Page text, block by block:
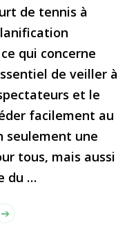
de tennis à
qui concerne
de veiller à
et le
facilement au
seulement une
tous, mais aussi
du …